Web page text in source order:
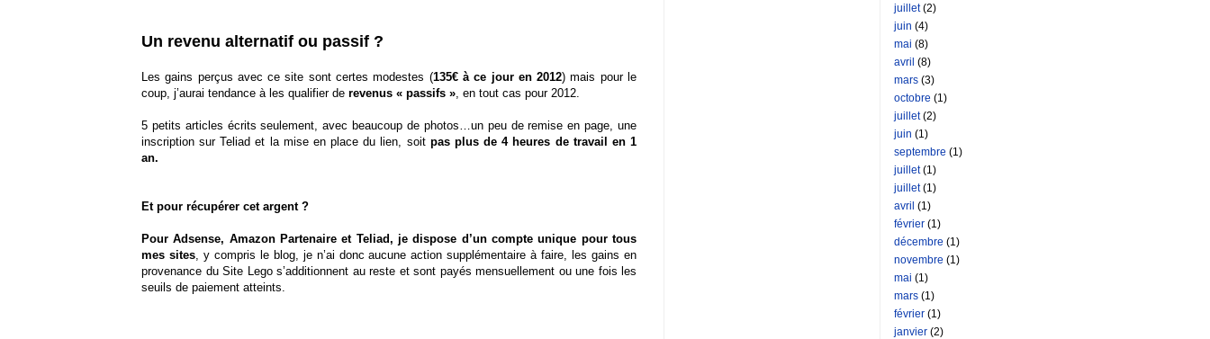
Un revenu alternatif ou passif ?
Les gains perçus avec ce site sont certes modestes (135€ à ce jour en 2012) mais pour le
coup, j’aurai tendance à les qualifier de revenus « passifs », en tout cas pour 2012.
5 petits articles écrits seulement, avec beaucoup de photos…un peu de remise en page, une
inscription sur Teliad et la mise en place du lien, soit pas plus de 4 heures de travail en 1
an.
Et pour récupérer cet argent ?
Pour Adsense, Amazon Partenaire et Teliad, je dispose d’un compte unique pour tous
mes sites, y compris le blog, je n’ai donc aucune action supplémentaire à faire, les gains en
provenance du Site Lego s’additionnent au reste et sont payés mensuellement ou une fois les
seuils de paiement atteints.
juillet(2)
juin (4)
mai (8)
avril (8)
mars (3)
octobre (1)
juillet(2)
juin (1)
septembre (1)
juillet(1)
juillet(1)
avril (1)
février (1)
décembre (1)
novembre (1)
mai (1)
mars (1)
février (1)
janvier (2)